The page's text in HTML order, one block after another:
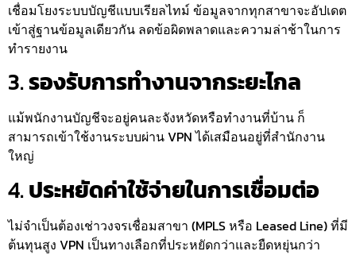
เชื่อมโยงระบบบัญชีแบบเรียลไทม์ ข้อมูลจากทุกสาขาจะอัปเดต
เข้าสู่ฐานข้อมูลเดียวกัน ลดข้อผิดพลาดและความล่าช้าในการ
ทำรายงาน
3.รองรับการทำงานจากระยะไกล
แม้พนักงานบัญชีจะอยู่คนละจังหวัดหรือทำงานที่บ้าน ก็
สามารถเข้าใช้งานระบบผ่าน VPN ได้เสมือนอยู่ที่สำนักงาน
ใหญ่
4.ประหยัดค่าใช้จ่ายในการเชื่อมต่อ
ไม่จำเป็นต้องเช่าวงจรเชื่อมสาขา (MPLS หรือ Leased Line) ที่มี
ต้นทุนสูง VPN เป็นทางเลือกที่ประหยัดกว่าและยืดหยุ่นกว่า